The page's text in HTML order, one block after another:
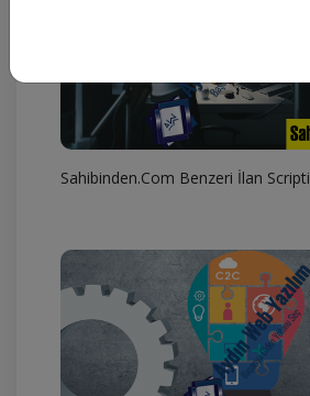
Sahibinden.Com Benzeri İlan Scripti